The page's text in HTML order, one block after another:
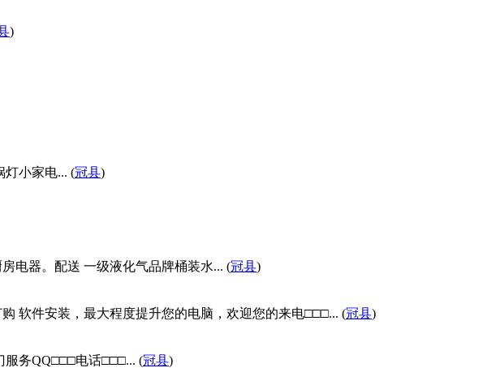
)
灯小家电... (冠县)
电器。配送 一级液化气品牌桶装水... (冠县)
软件安装，最大程度提升您的电脑，欢迎您的来电□□□... (冠县)
服务QQ□□□电话□□□... (冠县)